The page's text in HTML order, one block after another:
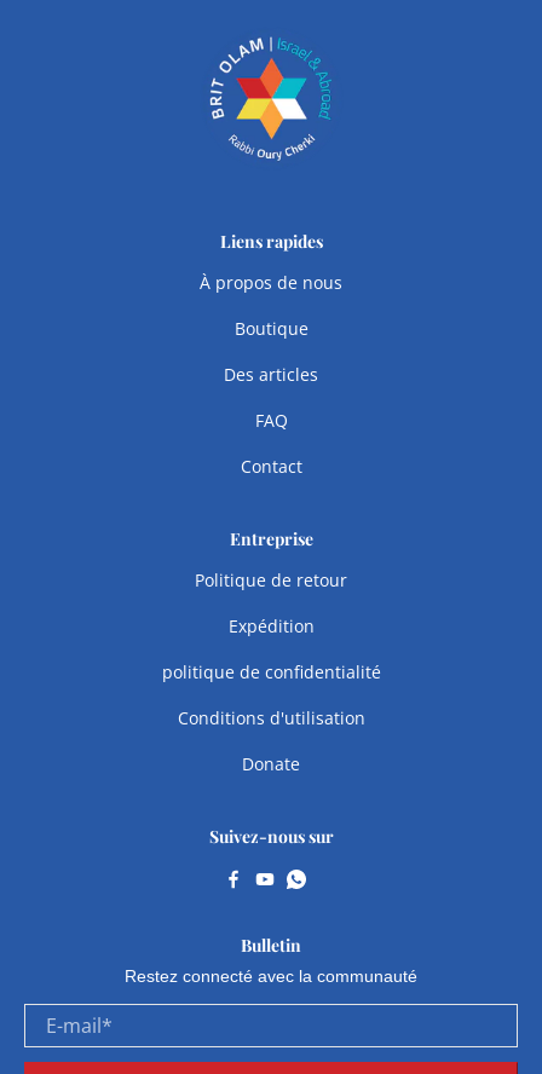
Liens rapides
À propos de nous
Boutique
Des articles
FAQ
Contact
Entreprise
Politique de retour
Expédition
politique de confidentialité
Conditions d'utilisation
Donate
Suivez-nous sur
Bulletin
Restez connecté avec la communauté
E-mail*